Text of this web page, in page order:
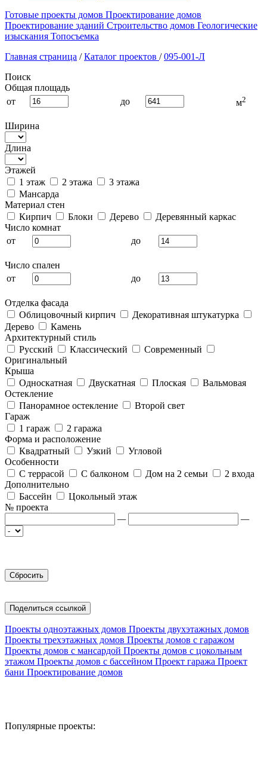
Готовые проекты домов Проектирование домов
Проектирование зданий Строительство домов Геологические
изыскания Топосъемка
Главная страница / Каталог проектов / 095-001-Л
Поиск
Общая площадь
от
до м2
Ширина
Длина
Этажей
1 этаж
2 этажа
3 этажа
Мансарда
Материал стен
Кирпич
Блоки Дерево
Деревянный каркас
Число комнат
от
до
Число спален
от
до
Отделка фасада
Облицовочный кирпич
Декоративная штукатурка
Дерево
Камень
Архитектурный стиль
Русский
Классический
Современный
Оригинальный
Крыша
Односкатная
Двускатная Плоская
Вальмовая
Остекление
Панорамное остекление
Второй свет
Гараж
1 гараж
2 гаража
Форма и расположение
Квадратный
Узкий
Угловой
Особенности
С террасой
С балконом Дом на 2 семьи
2 входа
Дополнительно
Бассейн
Цокольный этаж
№ проекта
—
—
Поделиться ссылкой
Проекты одноэтажных домов Проекты двухэтажных домов
Проекты трехэтажных домов Проекты домов с гаражом
Проекты домов с мансардой Проекты домов с цокольным
этажом Проекты домов с бассейном Проект гаража Проект
бани Проектирование домов
Популярные проекты: